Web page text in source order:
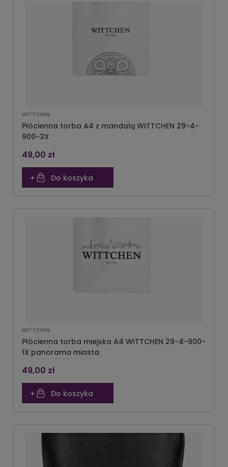
WITTCHEN
Płócienna torba A4 z mandalą WITTCHEN 29-4-
900-3X
49,00 zł
Do koszyka
WITTCHEN
Płócienna torba miejska A4 WITTCHEN 29-4-900-
1X panorama miasta
49,00 zł
Do koszyka